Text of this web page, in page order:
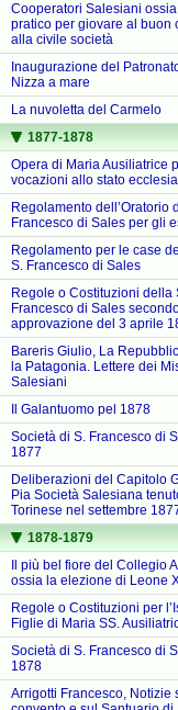
Cooperatori Salesiani
pratico per giovare al buon
alla civile società
Inaugurazione del
Nizza a mare
La nuvoletta del Carmelo
1877-1878
Opera di Maria Ausiliatrice
vocazioni allo stato
Regolamento dell’Oratorio
Francesco di Sales per gli
Regolamento per le case
S. Francesco di Sales
Regole o Costituzioni della
Francesco di Sales
approvazione del 3 aprile
Bareris Giulio, La
la Patagonia. Lettere dei
Salesiani
Il Galantuomo pel 1878
Società di S. Francesco di
1877
Deliberazioni del Capitolo
Pia Società Salesiana
Torinese nel settembre
1878-1879
Il più bel fiore del Collegio
ossia la elezione di Leone
Regole o Costituzioni per
Figlie di Maria SS.
Società di S. Francesco di
1878
Arrigotti Francesco, Notizie